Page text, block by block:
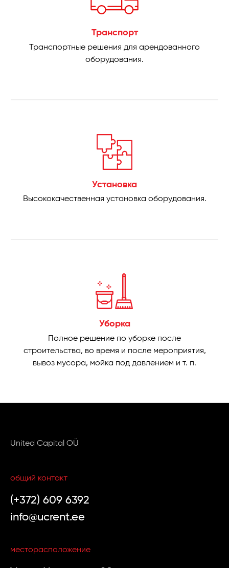
Транспорт
Транспортные решения для арендованного
оборудования.
Установка
Высококачественная установка оборудования.
Уборка
Полное решение по уборке после
строительства, во время и после мероприятия,
вывоз мусора, мойка под давлением и т. п.
United Capital OÜ
общий контакт
(+372) 609 6392
info@ucrent.ee
месторасположение